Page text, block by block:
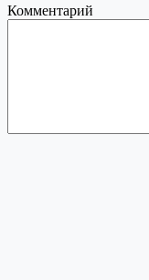
Комментарий